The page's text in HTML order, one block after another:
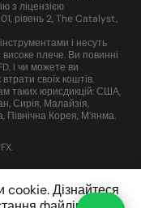
Дізнайтеся
з ліцензією
рівень 2, The Catalyst,
і несуть
плече. Ви повинні
і чи можете ви
своїх коштів.
таких юрисдикцій: США,
Сирія, Малайзія,
Північна Корея, М'янма.